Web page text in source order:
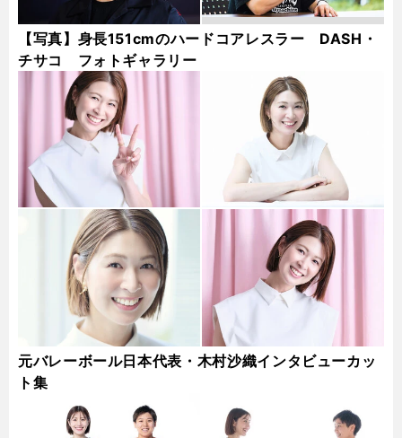
【写真】身長151cmのハードコアレスラー DASH・
チサコ フォトギャラリー
元バレーボール日本代表・木村沙織インタビューカッ
ト集